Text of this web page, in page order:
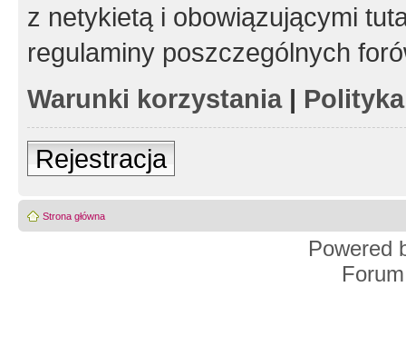
z netykietą i obowiązującymi
regulaminy poszczególnych
Warunki korzystania|
Rejestracja
Strona główna
Powered